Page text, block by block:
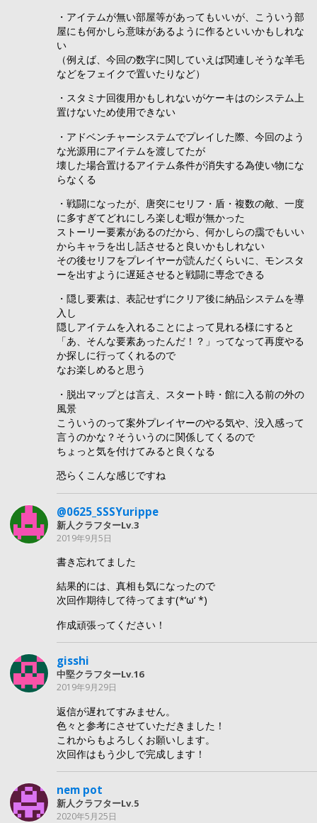
・アイテムが無い部屋等があってもいいが、こういう部
屋にも何かしら意味があるように作るといいかもしれな
い
（例えば、今回の数字に関していえば関連しそうな羊毛
などをフェイクで置いたりなど）
・スタミナ回復用かもしれないがケーキはのシステム上
置けないため使用できない
・アドベンチャーシステムでプレイした際、今回のよう
な光源用にアイテムを渡してたが
壊した場合置けるアイテム条件が消失する為使い物にな
らなくる
・戦闘になったが、唐突にセリフ・盾・複数の敵、一度
に多すぎてどれにしろ楽しむ暇が無かった
ストーリー要素があるのだから、何かしらの靄でもいい
からキャラを出し話させると良いかもしれない
その後セリフをプレイヤーが読んだくらいに、モンスタ
ーを出すように遅延させると戦闘に専念できる
・隠し要素は、表記せずにクリア後に納品システムを導
入し
隠しアイテムを入れることによって見れる様にすると
「あ、そんな要素あったんだ！？」ってなって再度やる
か探しに行ってくれるので
なお楽しめると思う
・脱出マップとは言え、スタート時・館に入る前の外の
風景
こういうのって案外プレイヤーのやる気や、没入感って
言うのかな？そういうのに関係してくるので
ちょっと気を付けてみると良くなる
恐らくこんな感じですね
@0625_SSSYurippe
新人クラフターLv.3
2019年9月5日
書き忘れてました
結果的には、真相も気になったので
次回作期待して待ってます(*‘ω‘ *)
作成頑張ってください！
gisshi
中堅クラフターLv.16
2019年9月29日
返信が遅れてすみません。
色々と参考にさせていただきました！
これからもよろしくお願いします。
次回作はもう少しで完成します！
nem pot
新人クラフターLv.5
2020年5月25日